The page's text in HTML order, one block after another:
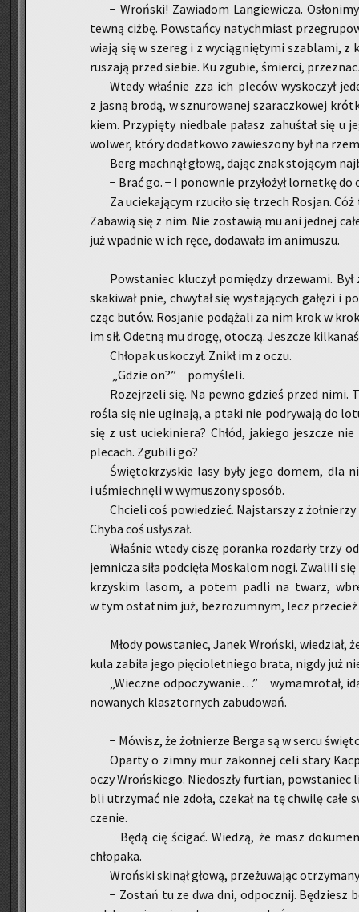
− Wroń­ski! Za­wia­dom Lan­gie­wi­cza.
tew­ną ciżbę. Po­wstań­cy na­tych­miast
wia­ją się w sze­reg i z wy­cią­gnię­ty­mi sza­bla­mi, z
ru­sza­ją przed sie­bie. Ku zgu­bie, śmier­ci,
Wtedy wła­śnie zza ich ple­ców wy­sko­czył
z jasną brodą, w sznu­ro­wa­nej sza­racz­ko­wej
kiem. Przy­pię­ty nie­dba­le pa­łasz za­huś­tał się u
wol­wer, który do­dat­ko­wo za­wie­szo­ny był na
Berg mach­nął głową, dając znak sto­ją­cym
− Brać go. − I po­now­nie przy­ło­żył lor­net­kę do
Za ucie­ka­ją­cym rzu­ci­ło się trzech Ro­sjan.
Za­ba­wią się z nim. Nie zo­sta­wią mu ani jed­nej
już wpad­nie w ich ręce, do­da­wa­ła im ani­mu­szu.
Po­wsta­niec klu­czył po­mię­dzy drze­wa­mi.
ska­ki­wał pnie, chwy­tał się wy­sta­ją­cych ga­łę­zi i
cząc butów. Ro­sja­nie po­dą­ża­li za nim krok w
im sił. Ode­tną mu drogę, oto­czą. Jesz­cze
Chło­pak usko­czył. Znikł im z oczu.
„Gdzie on?” − po­my­śle­li.
Ro­zej­rze­li się. Na pewno gdzieś przed nimi.
ro­śla się nie ugi­na­ją, a ptaki nie pod­ry­wa­ją do
się z ust ucie­ki­nie­ra? Chłód, ja­kie­go jesz­cze
ple­cach. Zgu­bi­li go?
Świę­to­krzy­skie lasy były jego domem, dla
i uśmiech­nę­li w wy­mu­szo­ny spo­sób.
Chcie­li coś po­wie­dzieć. Naj­star­szy z
Chyba coś usły­szał.
Wła­śnie wtedy ciszę po­ran­ka roz­dar­ły trzy
jem­ni­cza siła pod­cię­ła Mo­ska­lom nogi. Zwa­li­li
krzy­skim lasom, a potem padli na twarz,
w tym ostat­nim już, bez­ro­zum­nym, lecz
Młody po­wsta­niec, Janek Wroń­ski, wie­dział,
kula za­bi­ła jego pię­cio­let­nie­go brata, nigdy już
„Wiecz­ne od­po­czy­wa­nie…” − wy­mam­ro­tał,
no­wa­nych klasz­tor­nych za­bu­do­wań.
− Mó­wisz, że żoł­nie­rze Berga są w sercu
Opar­ty o zimny mur za­kon­nej celi stary
oczy Wroń­skie­go. Nie­do­szły fur­tian,
bli utrzy­mać nie zdoła, cze­kał na tę chwi­lę całe
cze­nie.
− Będą cię ści­gać. Wie­dzą, że masz
chło­pa­ka.
Wroń­ski ski­nął głową, prze­żu­wa­jąc
− Zo­stań tu ze dwa dni, od­pocz­nij. Bę­dziesz